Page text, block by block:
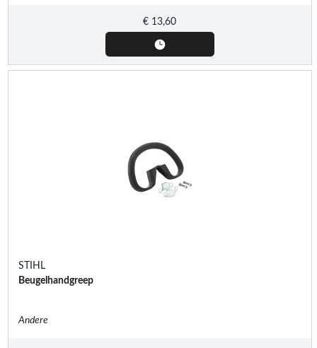
€ 13,60
STIHL
Beugelhandgreep
Andere